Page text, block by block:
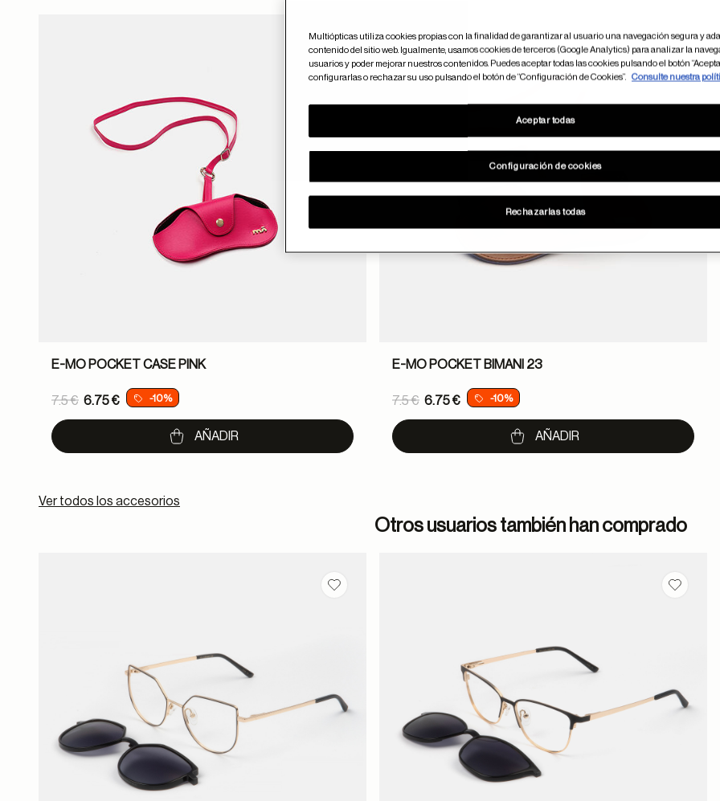
Guardar en favoritos
E-MO POCKET CASE PINK
Price reduced from
7.5 €
to
6.75 € -10%
AÑADIR
E-MO POCKET BIMANI 23
Price reduced from
7.5 €
to
6.75 € -10%
AÑADIR
Ver todos los accesorios
Otros usuarios también han comprado
Guardar en favoritos
Multiópticas utiliza cookies propias con la finalidad de garantizar al usuario una navegación segura y
contenido del sitio web. Igualmente, usamos cookies de terceros (Google Analytics) para analizar la
usuarios y poder mejorar nuestros contenidos. Puedes aceptar todas las cookies pulsando el botón
configurarlas o rechazar su uso pulsando el botón de “Configuración de Cookies”.
Consulte nuestra
Configuración de cookies
Rechazarlas todas
Aceptar todas